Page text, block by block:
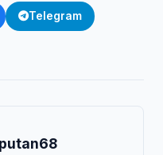
Telegram